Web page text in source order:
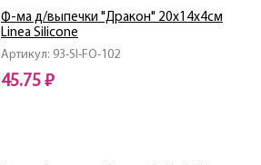
Артикул: 93-SI-FO-102
Ф-ма д/выпечки "Дракон" 20х14х4см
Linea Silicone
45.75 ₽